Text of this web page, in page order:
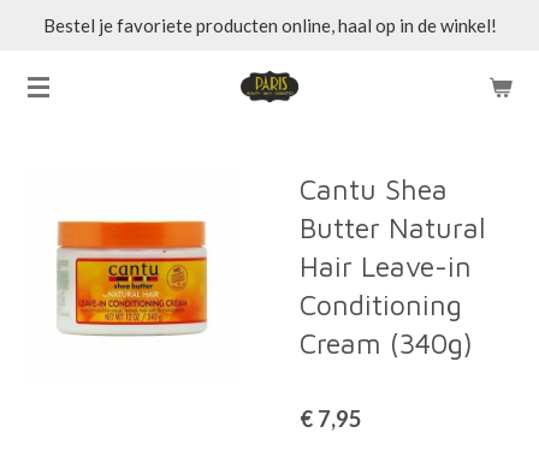
naar
Bestel je favoriete producten online, haal op in de winkel!
Cantu Shea
Butter Natural
Hair Leave-in
Conditioning
Cream (340g)
€ 7,95